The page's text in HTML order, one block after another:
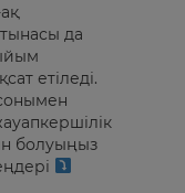
да
етіледі.
болуыңыз